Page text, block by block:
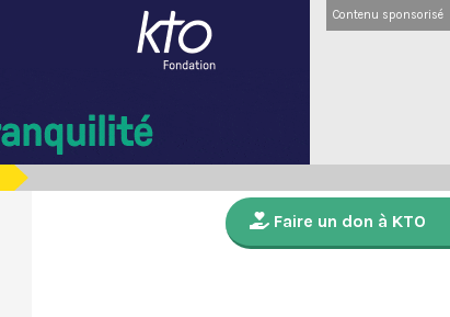
Contenu sponsorisé
Faire un don à KTO